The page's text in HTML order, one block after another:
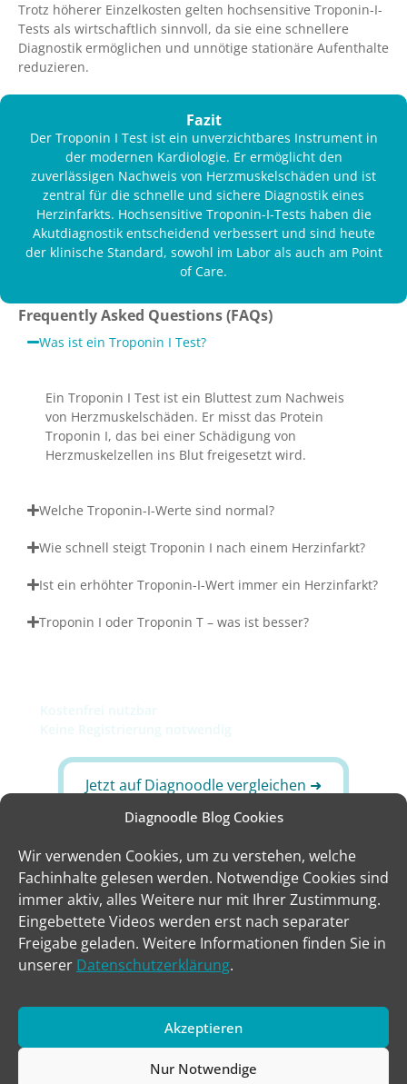
Diagnoodle Blog Cookies
Wir verwenden Cookies, um zu verstehen, welche
Fachinhalte gelesen werden. Notwendige Cookies sind
immer aktiv, alles Weitere nur mit Ihrer Zustimmung.
Eingebettete Videos werden erst nach separater
Freigabe geladen. Weitere Informationen finden Sie in
unserer Datenschutzerklärung.
Akzeptieren
Nur Notwendige
Trotz höherer Einzelkosten gelten hochsensitive Troponin-I-
Tests als wirtschaftlich sinnvoll, da sie eine schnellere
Diagnostik ermöglichen und unnötige stationäre Aufenthalte
reduzieren.
Fazit
Der Troponin I Test ist ein unverzichtbares Instrument in
der modernen Kardiologie. Er ermöglicht den
zuverlässigen Nachweis von Herzmuskelschäden und ist
zentral für die schnelle und sichere Diagnostik eines
Herzinfarkts. Hochsensitive Troponin-I-Tests haben die
Akutdiagnostik entscheidend verbessert und sind heute
der klinische Standard, sowohl im Labor als auch am Point
of Care.
Frequently Asked Questions (FAQs)
Was ist ein Troponin I Test?
Ein Troponin I Test ist ein Bluttest zum Nachweis
von Herzmuskelschäden. Er misst das Protein
Troponin I, das bei einer Schädigung von
Herzmuskelzellen ins Blut freigesetzt wird.
Welche Troponin-I-Werte sind normal?
Wie schnell steigt Troponin I nach einem Herzinfarkt?
Ist ein erhöhter Troponin-I-Wert immer ein Herzinfarkt?
Troponin I oder Troponin T – was ist besser?
Jetzt auf Diagnoodle vergleichen ➜
Das könnte Sie auch interessieren
BNP
CK-MB
NT-proBNP